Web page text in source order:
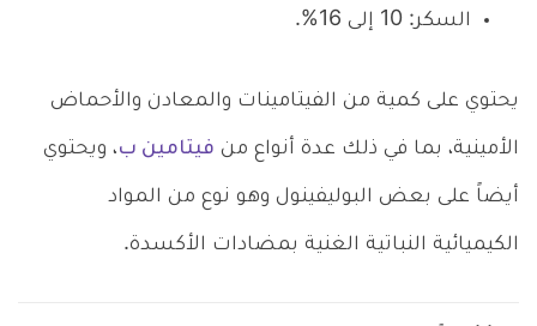
السكر: 10 إلى 16%.
يحتوي على كمية من الفيتامينات والمعادن والأحماض
الأمينية، بما في ذلك عدة أنواع من فيتامين ب، ويحتوي
أيضاً على بعض البوليفينول وهو نوع من المواد
الكيميائية النباتية الغنية بمضادات الأكسدة.